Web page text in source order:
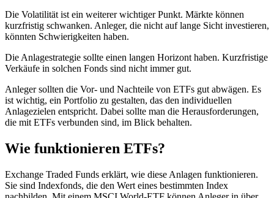
Die Volatilität ist ein weiterer wichtiger Punkt. Märkte können
kurzfristig schwanken. Anleger, die nicht auf lange Sicht investieren,
könnten Schwierigkeiten haben.
Die Anlagestrategie sollte einen langen Horizont haben. Kurzfristige
Verkäufe in solchen Fonds sind nicht immer gut.
Anleger sollten die Vor- und Nachteile von ETFs gut abwägen. Es
ist wichtig, ein Portfolio zu gestalten, das den individuellen
Anlagezielen entspricht. Dabei sollte man die Herausforderungen,
die mit ETFs verbunden sind, im Blick behalten.
Wie funktionieren ETFs?
Exchange Traded Funds erklärt, wie diese Anlagen funktionieren.
Sie sind Indexfonds, die den Wert eines bestimmten Index